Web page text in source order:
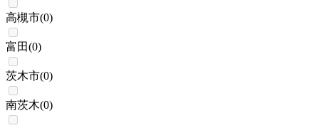
高槻市(0)
富田(0)
茨木市(0)
南茨木(0)